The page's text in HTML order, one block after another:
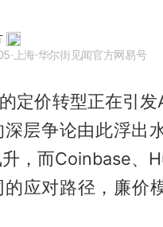
·上海·华尔街见闻官方网易号
定价转型正在引
层争论由此浮出
，而Coinbase、
应对路径，廉价